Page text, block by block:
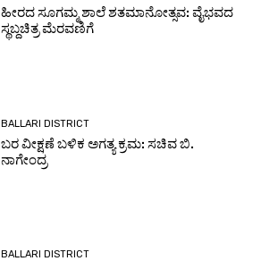
ಹೀರದ ಸೂಗಮ್ಮ ಶಾಲೆ ಶತಮಾನೋತ್ಸವ: ವೈಭವದ
ಸ್ಥಬ್ದಚಿತ್ರ ಮೆರವಣಿಗೆ
BALLARI DISTRICT
ಬರ ವೀಕ್ಷಣೆ ಬಳಿಕ ಅಗತ್ಯ ಕ್ರಮ: ಸಚಿವ ಬಿ.
ನಾಗೇಂದ್ರ
BALLARI DISTRICT